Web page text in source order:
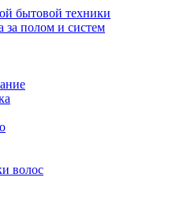
бытовой техники
за полом и систем
волос